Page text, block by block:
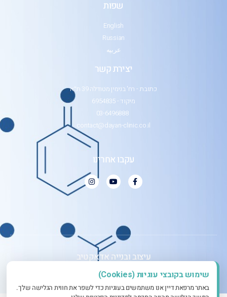
שפות
English
Russian
عربيه
יצירת קשר
כתובת - רח' בנימין מטודלה 39 ת״א
מיקוד - 6954835
03-6496888
contact@dayan-clinic.co.il
עקבו אחרינו
עיצוב ובנייה אדאקטיב
שימוש בקובצי עוגיות (Cookies)
באתר מרפאת דיין אנו משתמשים בעוגיות כדי לשפר את חווית הגלישה שלך.